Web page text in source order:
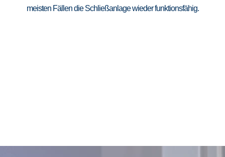
meisten Fällen die Schließanlage wieder funktionsfähig.